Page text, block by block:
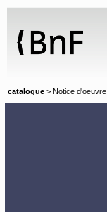
catalogue > Notice d'oeuvre